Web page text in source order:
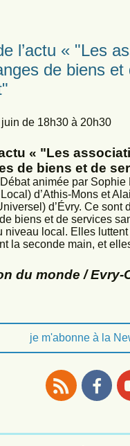
l’actu « "Les
de biens
de 18h30 à 20h30
« "Les
de biens et de
animée par
d’Athis-Mons et
d’Évry. Ce sont
biens et de services
niveau local. Elles
la seconde main, et
du monde /
je m'abonne à la